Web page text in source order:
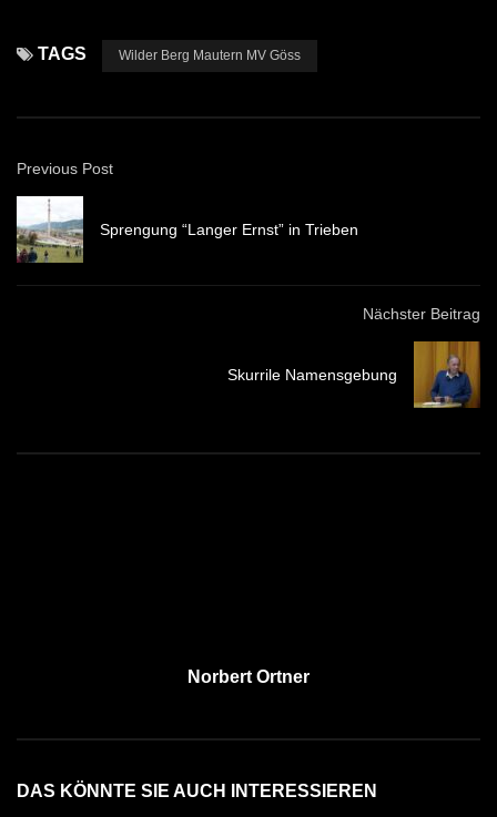
TAGS Wilder Berg Mautern MV Göss
Previous Post
Sprengung “Langer Ernst” in Trieben
Nächster Beitrag
Skurrile Namensgebung
Norbert Ortner
DAS KÖNNTE SIE AUCH INTERESSIEREN